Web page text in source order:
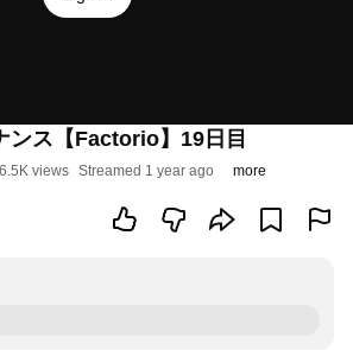
ンス【Factorio】19日目
6.5K views Streamed 1 year ago more